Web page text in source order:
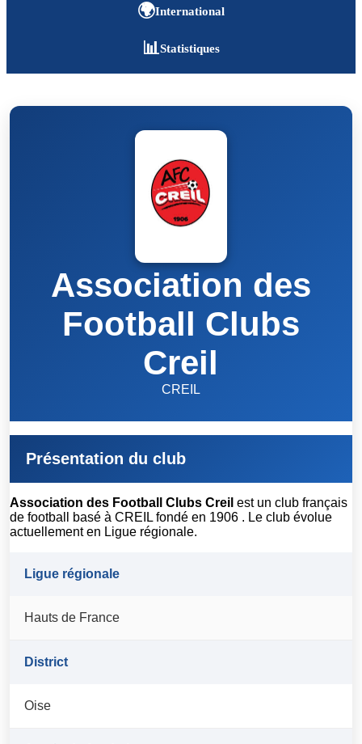
🌍International
📊Statistiques
Association des
Football Clubs
Creil
CREIL
Présentation du club
Association des Football Clubs Creil est un club français
de football basé à CREIL fondé en 1906 . Le club évolue
actuellement en Ligue régionale.
Ligue régionale
Hauts de France
District
Oise